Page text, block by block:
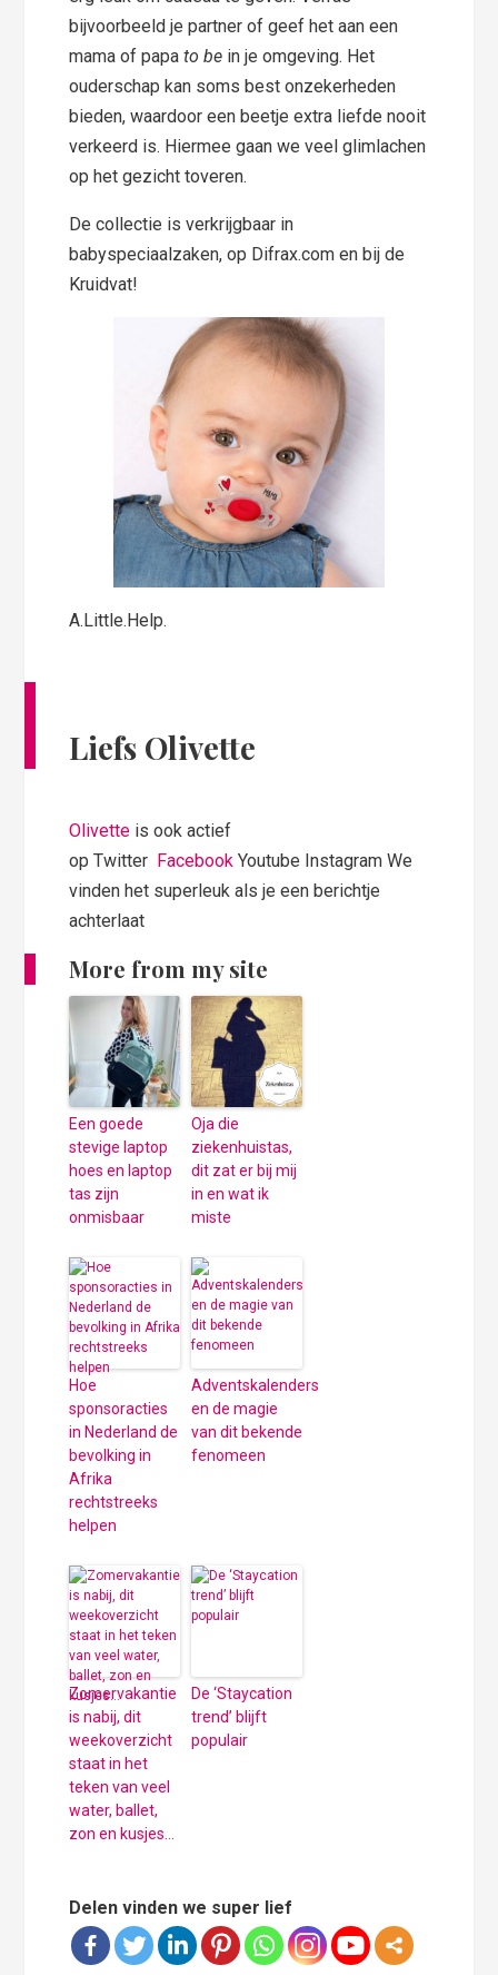
bijvoorbeeld je partner of geef het aan een
mama of papato be in je omgeving. Het
ouderschap kan soms best onzekerheden
bieden, waardoor een beetje extra liefde nooit
verkeerd is. Hiermee gaan we veel glimlachen
op het gezicht toveren.
De collectie is verkrijgbaar in
babyspeciaalzaken, op Difrax.com en bij de
Kruidvat!
A.Little.Help.
Liefs Olivette
Olivette is ook actief
op Twitter Facebook Youtube Instagram We
vinden het superleuk als je een berichtje
achterlaat
More from my site
Een goede
stevige laptop
hoes en laptop
tas zijn
onmisbaar
Oja die
ziekenhuistas,
dit zat er bij mij
in en wat ik
miste
Hoe
sponsoracties
in Nederland de
bevolking in
Afrika
rechtstreeks
helpen
Adventskalenders
en de magie
van dit bekende
fenomeen
Zomervakantie
is nabij, dit
weekoverzicht
staat in het
teken van veel
water, ballet,
zon en kusjes…
De ‘Staycation
trend’ blijft
populair
Delen vinden we super lief